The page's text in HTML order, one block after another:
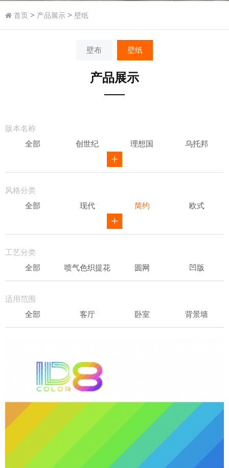
首页 > 产品展示 > 壁纸
壁布 壁纸
产品展示
版本名称
全部
创世纪 理想国 乌托邦
风格分类
全部
现代 简约 欧式
工艺分类
全部
喷气色织提花 圆网 凹版
适用范围
全部
客厅 卧室 背景墙